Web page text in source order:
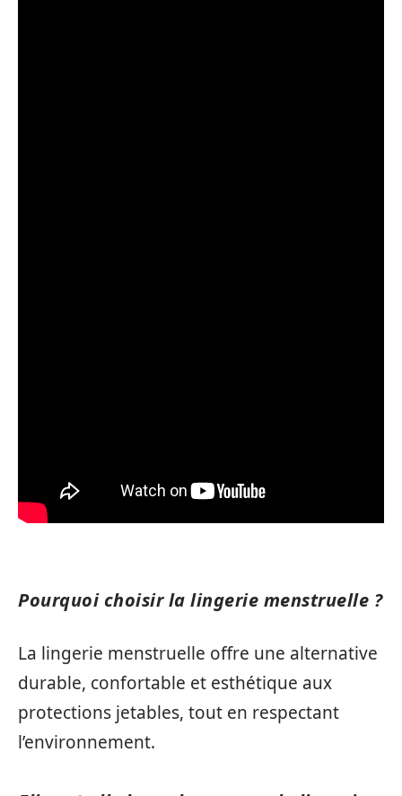
Pourquoi choisir la lingerie menstruelle ?
La lingerie menstruelle offre une alternative
durable, confortable et esthétique aux
protections jetables, tout en respectant
l’environnement.